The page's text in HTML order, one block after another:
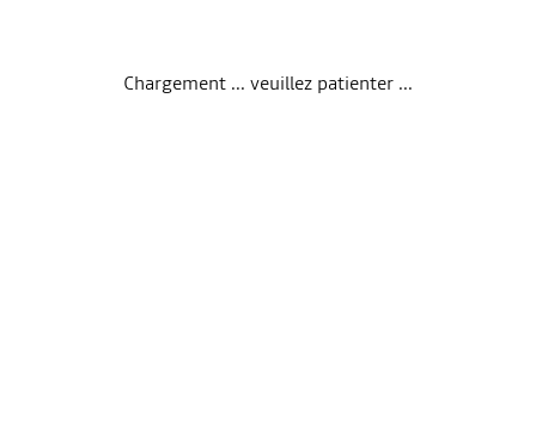
Chargement ... veuillez patienter ...